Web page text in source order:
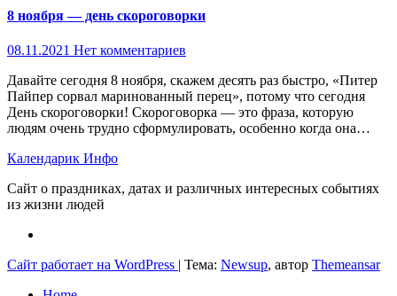
8 ноября — день скороговорки
08.11.2021 Нет комментариев
Давайте сегодня 8 ноября, скажем десять раз быстро, «Питер
Пайпер сорвал маринованный перец», потому что сегодня
День скороговорки! Скороговорка — это фраза, которую
людям очень трудно сформулировать, особенно когда она…
Календарик Инфо
Сайт о праздниках, датах и различных интересных событиях
из жизни людей
Сайт работает на WordPress | Тема: Newsup, автор Themeansar